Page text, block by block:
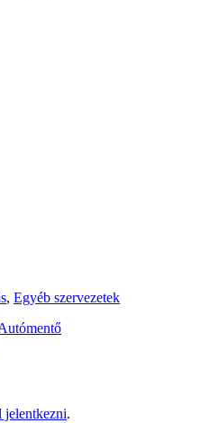
, Egyéb szervezetek
jelentkezni.